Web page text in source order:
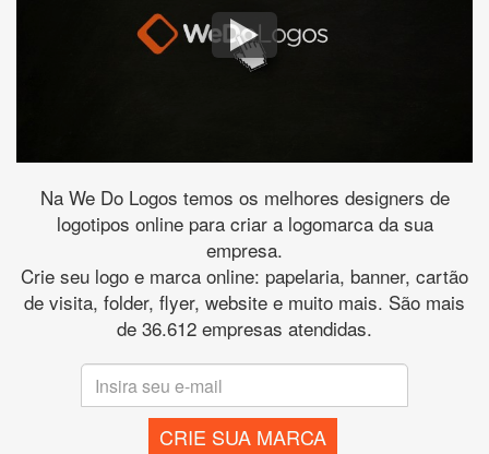
Na We Do Logos temos os melhores designers de
logotipos online para criar a logomarca da sua
empresa.
Crie seu logo e marca online: papelaria, banner, cartão
de visita, folder, flyer, website e muito mais. São mais
de 36.612 empresas atendidas.
CRIE SUA MARCA